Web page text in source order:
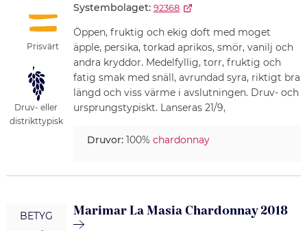
Prisvärt
Druv- eller
distrikttypisk
Systembolaget: 92368
Öppen, fruktig och ekig doft med moget
äpple, persika, torkad aprikos, smör, vanilj och
andra kryddor. Medelfyllig, torr, fruktig och
fatig smak med snäll, avrundad syra, riktigt bra
längd och viss värme i avslutningen. Druv- och
ursprungstypiskt. Lanseras 21/9,
Druvor:100% chardonnay
BETYG Marimar La Masia Chardonnay 2018